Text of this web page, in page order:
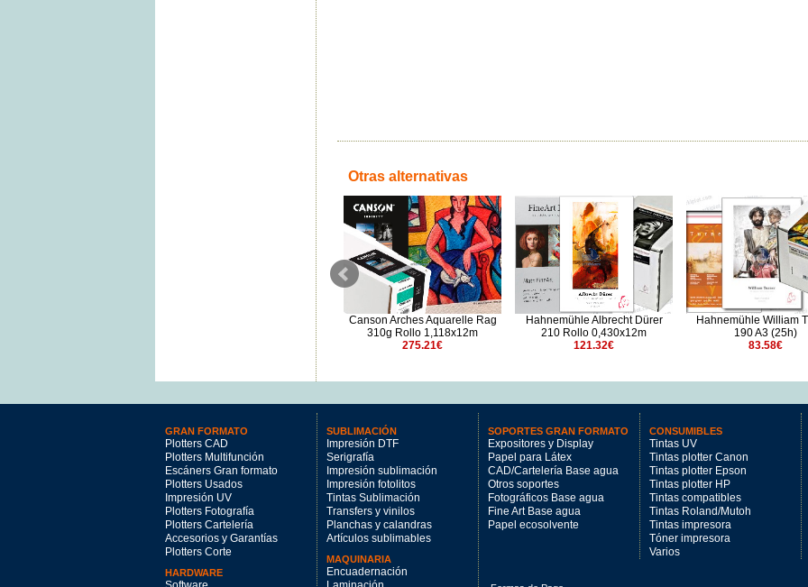
Otras alternativas
Hahnemühle Museum Etching
Canson Arches Aquarelle Rag
310g Rollo 1,118x12m
275.21€
Hahnemühle Albrecht Dürer
210 Rollo 0,430x12m
121.32€
Hahnemühle William
190 A3 (25h)
83.58€
GRAN FORMATO
Plotters CAD
Plotters Multifunción
Escáners Gran formato
Plotters Usados
Impresión UV
Plotters Fotografía
Plotters Cartelería
Accesorios y Garantías
Plotters Corte
HARDWARE
SUBLIMACIÓN
Impresión DTF
Serigrafía
Impresión sublimación
Impresión fotolitos
Tintas Sublimación
Transfers y vinilos
Planchas y calandras
Artículos sublimables
MAQUINARIA
Encuadernación
SOPORTES GRAN FORMATO
Expositores y Display
Papel para Látex
CAD/Cartelería Base agua
Otros soportes
Fotográficos Base agua
Fine Art Base agua
Papel ecosolvente
CONSUMIBLES
Tintas UV
Tintas plotter Canon
Tintas plotter Epson
Tintas plotter HP
Tintas compatibles
Tintas Roland/Mutoh
Tintas impresora
Tóner impresora
Varios